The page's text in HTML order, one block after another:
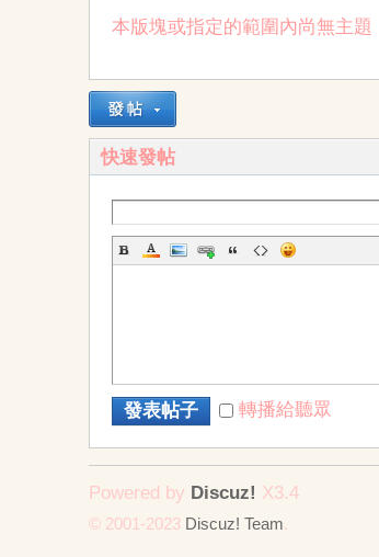
墨
本版塊或指定的範圍內尚無主題
快速發帖
發表帖子 轉播給聽眾
Powered by Discuz! X3.4
© 2001-2023 Discuz! Team.